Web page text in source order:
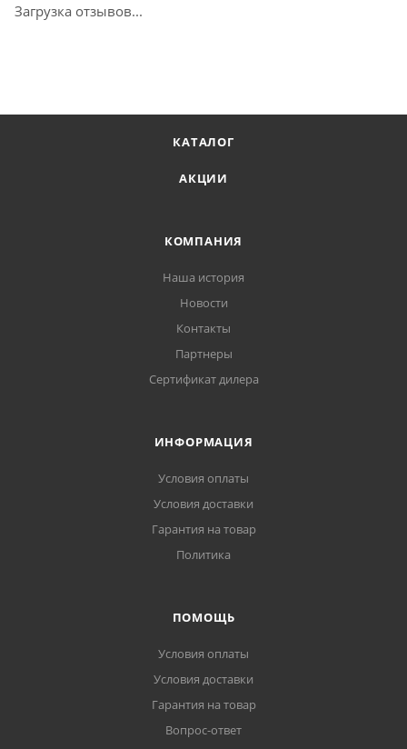
Загрузка отзывов...
КАТАЛОГ
АКЦИИ
КОМПАНИЯ
Наша история
Новости
Контакты
Партнеры
Сертификат дилера
ИНФОРМАЦИЯ
Условия оплаты
Условия доставки
Гарантия на товар
Политика
ПОМОЩЬ
Условия оплаты
Условия доставки
Гарантия на товар
Вопрос-ответ